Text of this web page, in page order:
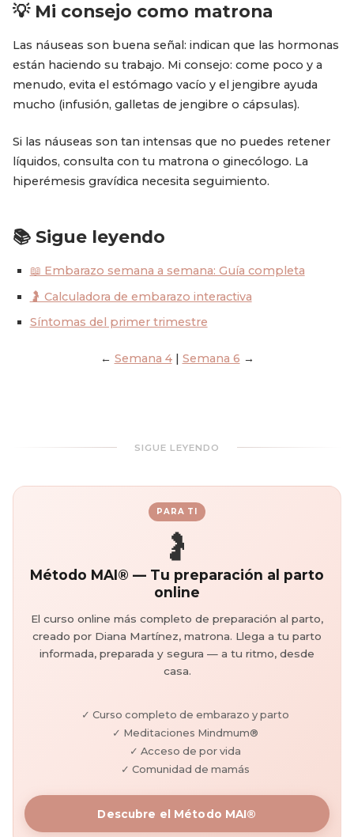
💡 Mi consejo como matrona
Las náuseas son buena señal: indican que las hormonas
están haciendo su trabajo. Mi consejo: come poco y a
menudo, evita el estómago vacío y el jengibre ayuda
mucho (infusión, galletas de jengibre o cápsulas).
Si las náuseas son tan intensas que no puedes retener
líquidos, consulta con tu matrona o ginecólogo. La
hiperémesis gravídica necesita seguimiento.
📚 Sigue leyendo
📖 Embarazo semana a semana: Guía completa
🤰 Calculadora de embarazo interactiva
Síntomas del primer trimestre
← Semana 4| Semana 6 →
SIGUE LEYENDO
PARA TI
🤰
Método MAI® — Tu preparación al parto
online
El curso online más completo de preparación al parto,
creado por Diana Martínez, matrona. Llega a tu parto
informada, preparada y segura — a tu ritmo, desde
casa.
✓ Curso completo de embarazo y parto
✓ Meditaciones Mindmum®
✓ Acceso de por vida
✓ Comunidad de mamás
Descubre el Método MAI®